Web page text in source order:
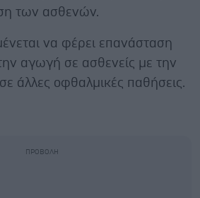
των ασθενών.
να φέρει επανάσταση
αγωγή σε ασθενείς με την
άλλες οφθαλμικές παθήσεις.